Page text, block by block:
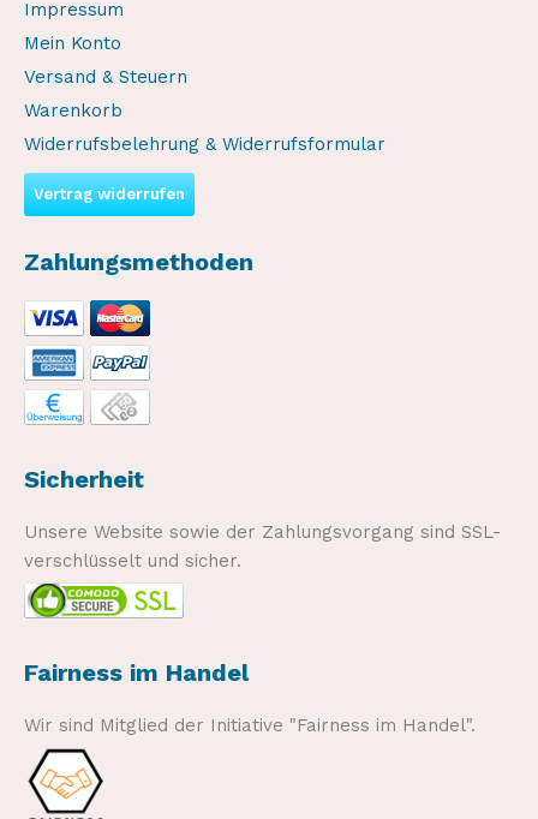
Impressum
Mein Konto
Versand & Steuern
Warenkorb
Widerrufsbelehrung & Widerrufsformular
Vertrag widerrufen
Zahlungsmethoden
Sicherheit
Unsere Website sowie der Zahlungsvorgang sind SSL-
verschlüsselt und sicher.
Fairness im Handel
Wir sind Mitglied der Initiative "Fairness im Handel".